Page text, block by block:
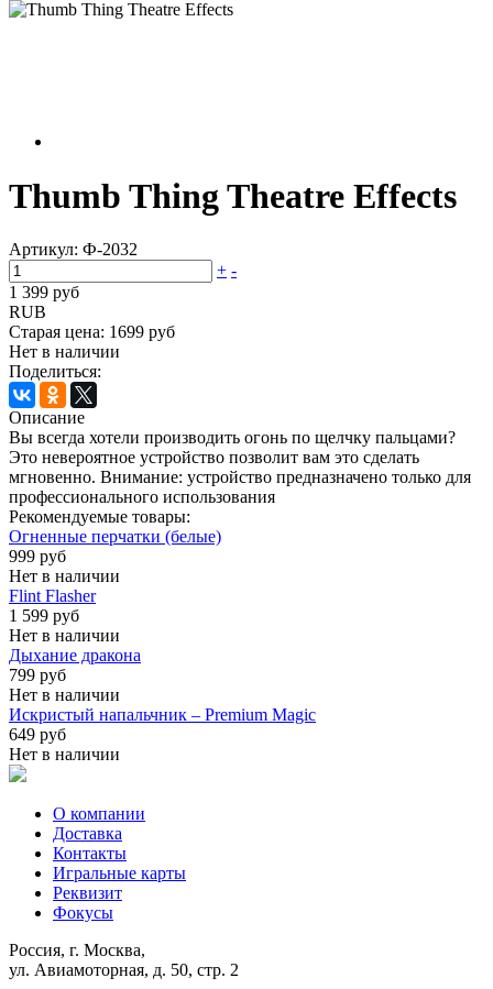
Thumb Thing Theatre Effects
Артикул: Ф-2032
+ -
1 399 руб
RUB
Старая цена: 1699 руб
Нет в наличии
Поделиться:
Описание
Вы всегда хотели производить огонь по щелчку пальцами?
Это невероятное устройство позволит вам это сделать
мгновенно. Внимание: устройство предназначено только для
профессионального использования
Рекомендуемые товары:
Огненные перчатки (белые)
999 руб
Нет в наличии
Flint Flasher
1 599 руб
Нет в наличии
Дыхание дракона
799 руб
Нет в наличии
Искристый напальчник – Premium Magic
649 руб
Нет в наличии
О компании
Доставка
Контакты
Игральные карты
Реквизит
Фокусы
Россия, г. Москва,
ул. Авиамоторная, д. 50, стр. 2